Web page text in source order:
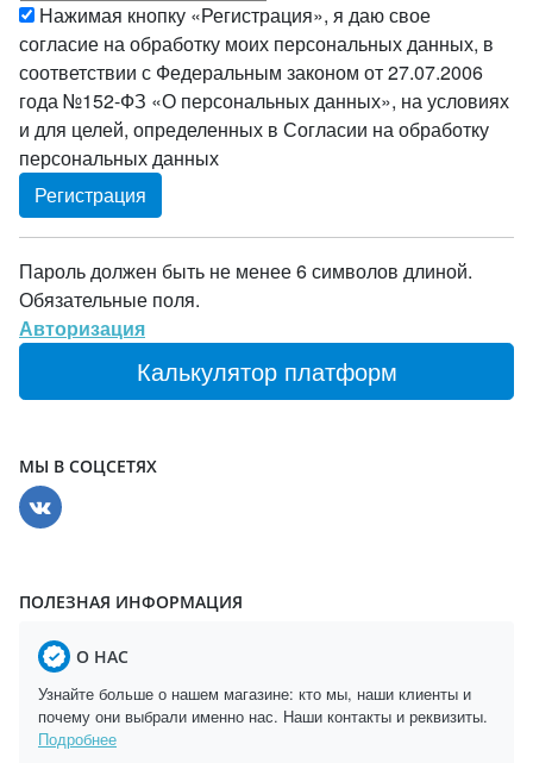
Нажимая кнопку «Регистрация», я даю свое
согласие на обработку моих персональных данных, в
соответствии с Федеральным законом от 27.07.2006
года №152-ФЗ «О персональных данных», на условиях
и для целей, определенных в Согласии на обработку
персональных данных
Пароль должен быть не менее 6 символов длиной.
Обязательные поля.
Авторизация
Калькулятор платформ
МЫ В СОЦСЕТЯХ
ПОЛЕЗНАЯ ИНФОРМАЦИЯ
О НАС
Узнайте больше о нашем магазине: кто мы, наши клиенты и
почему они выбрали именно нас. Наши контакты и реквизиты.
Подробнее